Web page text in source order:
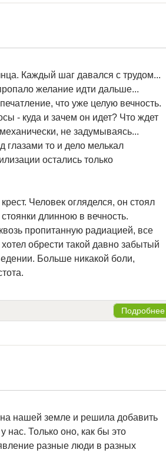
Каждый шаг давался с трудом...
желание идти дальше...
что уже целую вечность.
- куда и зачем он идет? Что ждет
не задумываясь...
глазами то и дело мелькал
остались только
Человек огляделся, он стоял
длинною в вечность.
пропитанную радиацией, все
обрести такой давно забытый
Больше никакой боли,
Подробнее
нашей земле и решила добавить
нас. Только оно, как бы это
разные люди в разных